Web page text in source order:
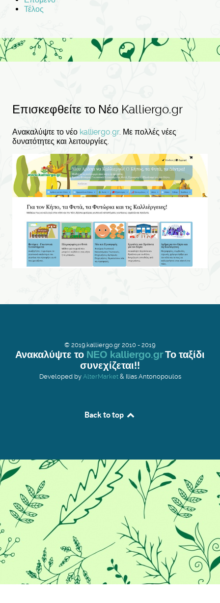
Τέλος
Επισκεφθείτε το Νέο Kalliergo.gr
Ανακαλύψτε το νέο kalliergo.gr. Με πολλές νέες
δυνατότητες και λειτουργίες.
© 2019.kalliergo.gr 2010 - 2019
Ανακαλύψτε το ΝΕΟ kalliergo.grΤο ταξίδι
συνεχίζεται!!
Developed by AlterMarket& Ilias Antonopoulos
Back to top